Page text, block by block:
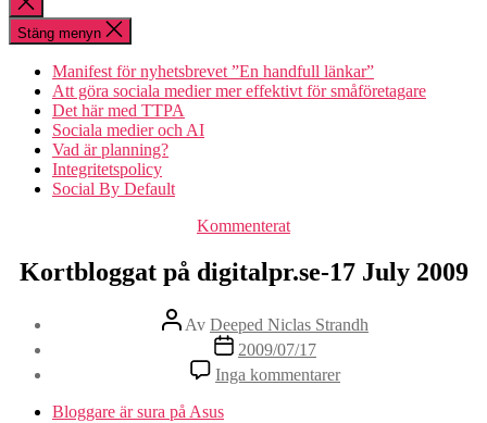
sökningen
Stäng menyn
Manifest för nyhetsbrevet ”En handfull länkar”
Att göra sociala medier mer effektivt för småföretagare
Det här med TTPA
Sociala medier och AI
Vad är planning?
Integritetspolicy
Social By Default
Kategorier
Kommenterat
Kortbloggat på digitalpr.se-17 July 2009
Inläggsförfattare
Av Deeped Niclas Strandh
Inläggsdatum
2009/07/17
Inga kommentarertill
Kortbloggat
Bloggare är sura på Asus